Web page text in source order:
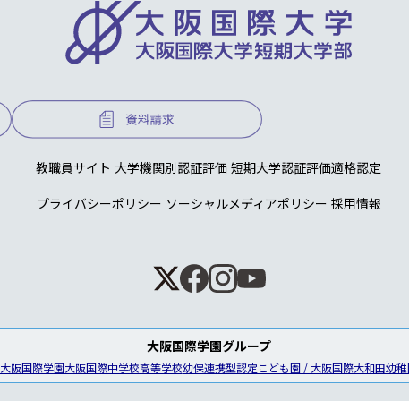
教職員サイト 大学機関別認証評価 短期大学認証評価適格認定
プライバシーポリシー ソーシャルメディアポリシー 採用情報
大阪国際学園グループ
大阪国際学園大阪国際中学校高等学校幼保連携型認定こども園 / 大阪国際大和田幼